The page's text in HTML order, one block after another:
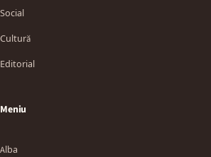
Social
Cultură
Editorial
Meniu
Alba